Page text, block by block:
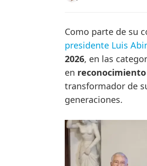
Como parte de su
presidente Luis
2026, en las
en
transformador de
generaciones.